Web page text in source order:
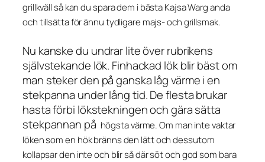
grillkväll så kan du spara dem i bästa Kajsa Warg anda
och tillsätta för ännu tydligare majs- och grillsmak.
Nu kanske du undrar lite över rubrikens
självstekande lök. Finhackad lök blir bäst om
man steker den på ganska låg värme i en
stekpanna under lång tid. De flesta brukar
hasta förbi lökstekningen och gära sätta
stekpannan på högsta värme.Om man inte vaktar
löken som en hök bränns den lätt och dessutom
kollapsar den inte och blir så där söt och god som bara